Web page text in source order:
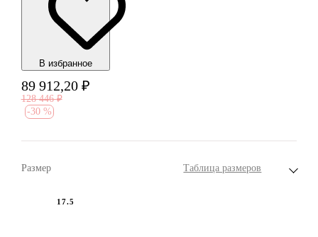
В избранноe
89 912,20 ₽
128 446 ₽
-30 %
Размер Таблица размеров
17.5